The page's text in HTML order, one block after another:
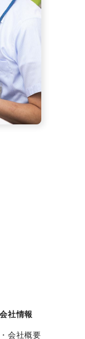
会社情報
会社概要